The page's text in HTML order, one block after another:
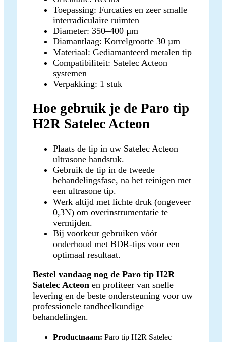
Toepassing: Furcaties en zeer smalle
interradiculaire ruimten
Diameter: 350–400 µm
Diamantlaag: Korrelgrootte 30 µm
Materiaal: Gediamanteerd metalen tip
Compatibiliteit: Satelec Acteon
systemen
Verpakking: 1 stuk
Hoe gebruik je de Paro tip
H2R Satelec Acteon
Plaats de tip in uw Satelec Acteon
ultrasone handstuk.
Gebruik de tip in de tweede
behandelingsfase, na het reinigen met
een ultrasone tip.
Werk altijd met lichte druk (ongeveer
0,3N) om overinstrumentatie te
vermijden.
Bij voorkeur gebruiken vóór
onderhoud met BDR-tips voor een
optimaal resultaat.
Bestel vandaag nog de Paro tip H2R
Satelec Acteon en profiteer van snelle
levering en de beste ondersteuning voor uw
professionele tandheelkundige
behandelingen.
Productnaam: Paro tip H2R Satelec